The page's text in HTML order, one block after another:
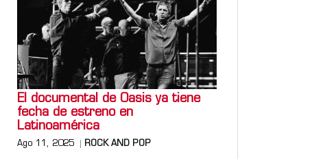
El documental de Oasis ya tiene
fecha de estreno en
Latinoamérica
Ago 11, 2025 ROCK AND POP